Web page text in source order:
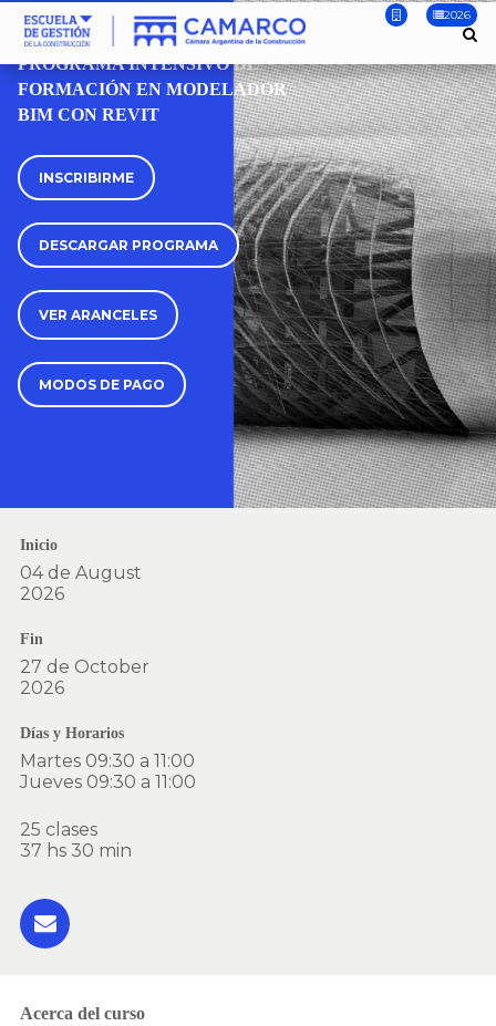
2026
CURSO
PROGRAMA INTENSIVO DE
FORMACIÓN EN MODELADOR
BIM CON REVIT
INSCRIBIRME
DESCARGAR PROGRAMA
VER ARANCELES
MODOS DE PAGO
Inicio
04 de August
2026
Fin
27 de October
2026
Días y Horarios
Martes 09:30 a 11:00
Jueves 09:30 a 11:00
25 clases
37 hs 30 min
Acerca del curso